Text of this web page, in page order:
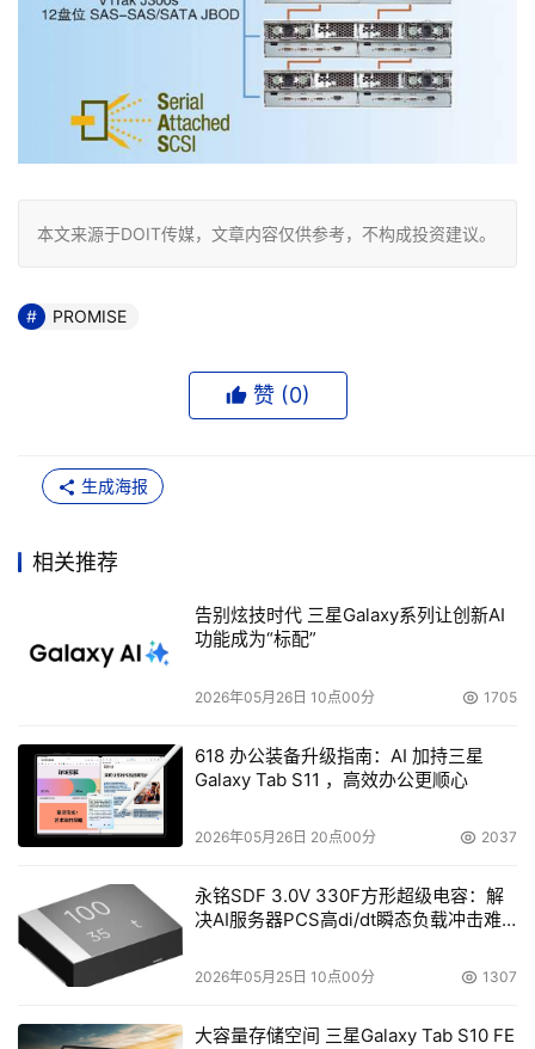
本文来源于DOIT传媒，文章内容仅供参考，不构成投资建议。
PROMISE
赞 (0)
生成海报
相关推荐
告别炫技时代 三星Galaxy系列让创新AI
功能成为“标配”
2026年05月26日 10点00分 1705
618 办公装备升级指南：AI 加持三星
Galaxy Tab S11 ，高效办公更顺心
2026年05月26日 20点00分 2037
永铭SDF 3.0V 330F方形超级电容：解
决AI服务器PCS高di/dt瞬态负载冲击难
2026年05月25日 10点00分 1307
大容量存储空间 三星Galaxy Tab S10 FE